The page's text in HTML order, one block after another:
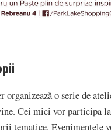
organizează o serie de
Cei mici vor participa
tematice. Evenimentele